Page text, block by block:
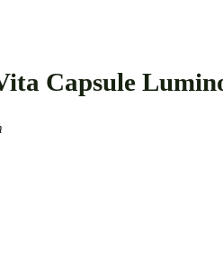
Capsule